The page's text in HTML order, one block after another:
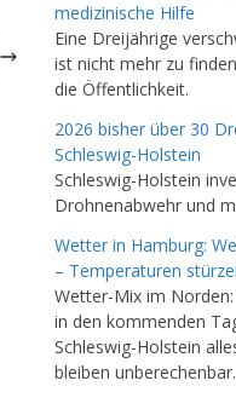
medizinische Hilfe
Eine Dreijährige
ist nicht mehr zu
die Öffentlichkeit.
2026 bisher über 30
Schleswig-Holstein
Schleswig-Holstein
Drohnenabwehr und
Wetter in Hamburg:
– Temperaturen
Wetter-Mix im
in den kommenden
Schleswig-Holstein
bleiben unberechenbar.